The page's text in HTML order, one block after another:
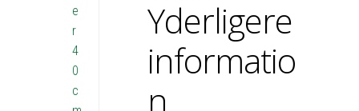
Yderligere
informatio
n
e
r
4
0
c